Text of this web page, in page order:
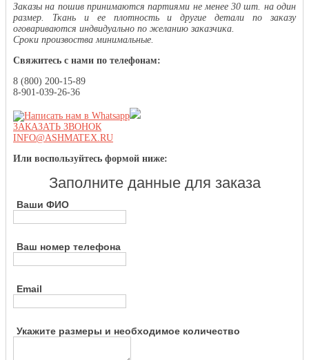
Заказы на пошив принимаются партиями не менее 30 шт. на один
размер. Ткань и ее плотность и другие детали по заказу
оговариваются индвидуально по желанию заказчика.
Сроки произвоства минимальные.
Свяжитесь с нами по телефонам:
8 (800) 200-15-89
8-901-039-26-36
ЗАКАЗАТЬ ЗВОНОК
INFO@ASHMATEX.RU
Или воспользуйтесь формой ниже:
Заполните данные для заказа
Ваши ФИО
Ваш номер телефона
Email
Укажите размеры и необходимое количество